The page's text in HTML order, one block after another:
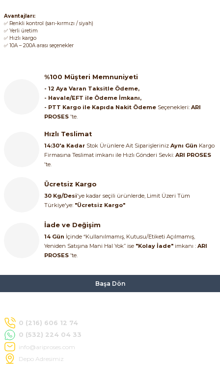
Avantajları:
✅ Renkli kontrol (sarı-kırmızı / siyah)
✅ Yerli üretim
✅ Hızlı kargo
✅ 10A – 200A arası seçenekler
%100 Müşteri Memnuniyeti
- 12 Aya Varan Taksitle Ödeme,
- Havale/EFT ile Ödeme İmkanı,
- PTT Kargo ile Kapıda Nakit Ödeme Seçenekleri: ARI
PROSES 'te.
Hızlı Teslimat
14:30'a Kadar Stok Ürünlere Ait Siparişleriniz Aynı Gün Kargo
Firmasına Teslimat imkanı ile Hızlı Gönderi Sevki: ARI PROSES
'te.
Ücretsiz Kargo
30 Kg/Desi'ye kadar seçili ürünlerde, Limit Üzeri Tüm
Türkiye'ye: "Ücretsiz Kargo"
İade ve Değişim
14 Gün İçinde “Kullanılmamış, Kutusu/Etiketi Açılmamış,
Yeniden Satışına Mani Hal Yok” ise "Kolay İade" imkanı : ARI
PROSES 'te.
Başa Dön
0 (216) 606 12 74
0 (532) 224 04 33
info@ariproses.com
Depo Adresimiz